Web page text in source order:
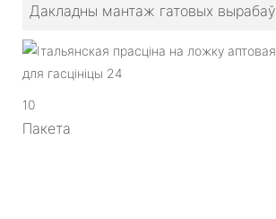
Дакладны мантаж гатовых вырабаў
10
Пакета